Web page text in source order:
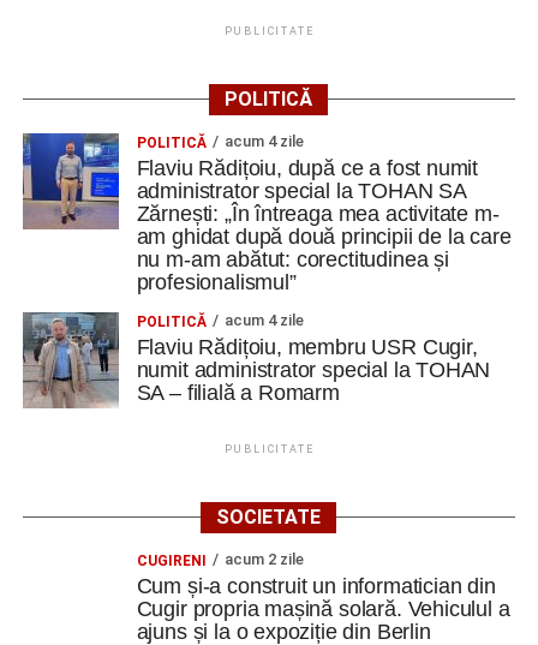
Programul de formare a fost completat de o zi culturală în
Moravia de Sud.,,Am vizitat castelele Mikulov, Lednice și
istoriei, arhitecturii și culturii acestei regiuni.
Astfel, învățarea nu s-a limitat la spațiul de curs. A
continuat prin călătorie, explorare și descoperirea locurilor
în care ne aflam”.
Să refolosim, să reparăm, să reinventăm
Unul dintre cele mai practice momente ale mobilității a
fost potrivit cursantei din Cugir, atelierul Do It Yourself.
obiecte vechi în unele noi. Un tricou putea deveni o
utilitate putea primi o nouă viață.
Aceste activități ne-au făcut să înțelegem că
sustenabilitatea nu înseamnă doar politici europene și
concepte complexe. Înseamnă și să reparăm înainte să
PUBLICITATE
POLITICĂ
POLITICĂ acum 4 zile
Flaviu Rădițoiu, după ce a fost numit
administrator special la TOHAN SA
Zărnești: „În întreaga mea activitate m-
am ghidat după două principii de la care
nu m-am abătut: corectitudinea și
profesionalismul”
POLITICĂ acum 4 zile
Flaviu Rădițoiu, membru USR Cugir,
numit administrator special la TOHAN
SA – filială a Romarm
PUBLICITATE
SOCIETATE
CUGIRENI acum 2 zile
Cum și-a construit un informatician din
Cugir propria mașină solară. Vehiculul a
ajuns și la o expoziție din Berlin